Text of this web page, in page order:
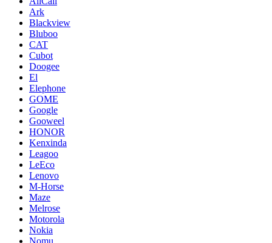
Ark
Blackview
Bluboo
CAT
Cubot
Doogee
El
Elephone
GOME
Google
Gooweel
HONOR
Kenxinda
Leagoo
LeEco
Lenovo
M-Horse
Maze
Melrose
Motorola
Nokia
Nomu